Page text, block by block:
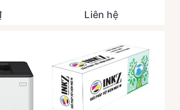
Liên hệ